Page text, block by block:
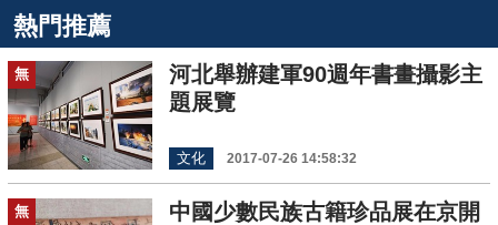
熱門推薦
無
河北舉辦建軍90週年書畫攝影主
題展覽
文化 2017-07-26 14:58:32
無
中國少數民族古籍珍品展在京開